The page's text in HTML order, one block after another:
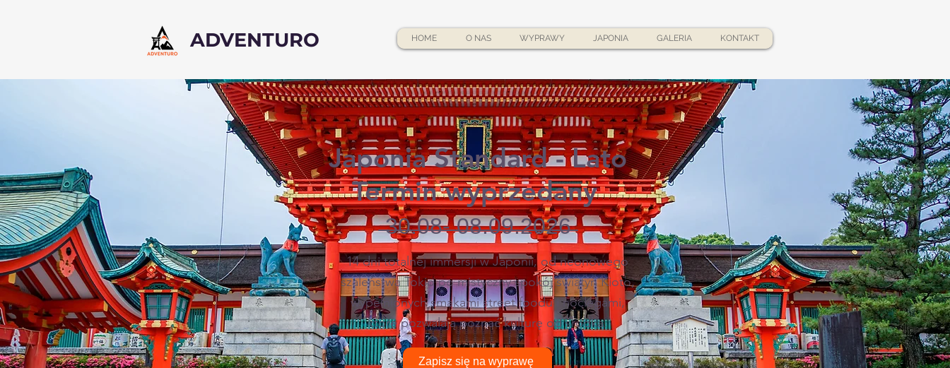
ADVENTURO HOME O NAS WYPRAWY JAPONIA GALERIA KONTAKT
Japonia Standard - Lato
Termin wyprzedany
̶̶̶3̶0̶.̶0̶8̶-̶̶̶ ̶̶̶0̶8̶.̶0̶9̶.̶̶̶2̶̶̶0̶̶̶2̶̶̶6̶̶̶​̶̶̶
14 dni totalnej immersji w Japonii, od neonowego
szaleństwa Tokio po mistyczny spokój świątyń Kioto,
wypełnionych smakami street foodu i noclegami,
które pozwalają poznać kulturę od środka.
Zapisz się na wyprawę